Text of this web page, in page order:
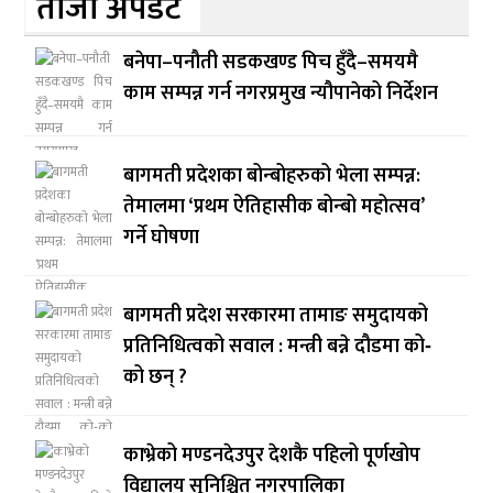
बनेपा–पनौती सडकखण्ड पिच हुँदै–समयमै
काम सम्पन्न गर्न नगरप्रमुख न्यौपानेको निर्देशन
बागमती प्रदेशका बोन्बोहरुको भेला सम्पन्न:
तेमालमा ‘प्रथम ऐतिहासीक बोन्बो महोत्सव’
गर्ने घोषणा
बागमती प्रदेश सरकारमा तामाङ समुदायको
प्रतिनिधित्वको सवाल : मन्त्री बन्ने दौडमा को‐
को छन् ?
काभ्रेको मण्डनदेउपुर देशकै पहिलो पूर्णखोप